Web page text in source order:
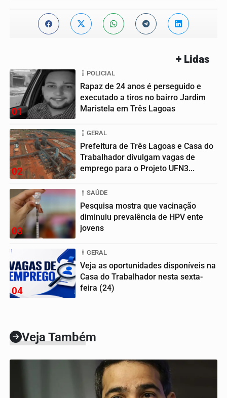
+ Lidas
01
POLICIAL
Rapaz de 24 anos é perseguido e
executado a tiros no bairro Jardim
Maristela em Três Lagoas
02
GERAL
Prefeitura de Três Lagoas e Casa do
Trabalhador divulgam vagas de
emprego para o Projeto UFN3...
03
SAÚDE
Pesquisa mostra que vacinação
diminuiu prevalência de HPV ente
jovens
04
GERAL
Veja as oportunidades disponíveis na
Casa do Trabalhador nesta sexta-
feira (24)
Veja Também